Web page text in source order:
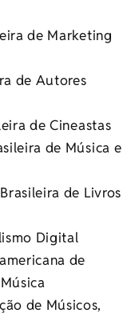
de Marketing
de Autores
de Cineastas
de Música e
de Livros
Digital
de
de Músicos,